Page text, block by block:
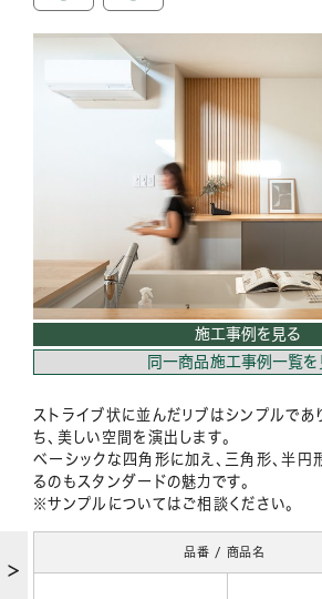
施工事例を見る
同一商品施工事例一覧を
ストライブ状に並んだリブはシンプルで
ち、美しい空間を演出します。
ベーシックな四角形に加え、三角形、半円
るのもスタンダードの魅力です。
※サンプルについてはご相談ください。
品番 / 商品名